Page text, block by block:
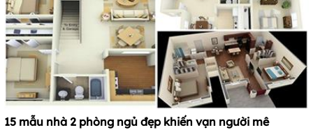
15 mẫu nhà 2 phòng ngủ đẹp khiến vạn người mê